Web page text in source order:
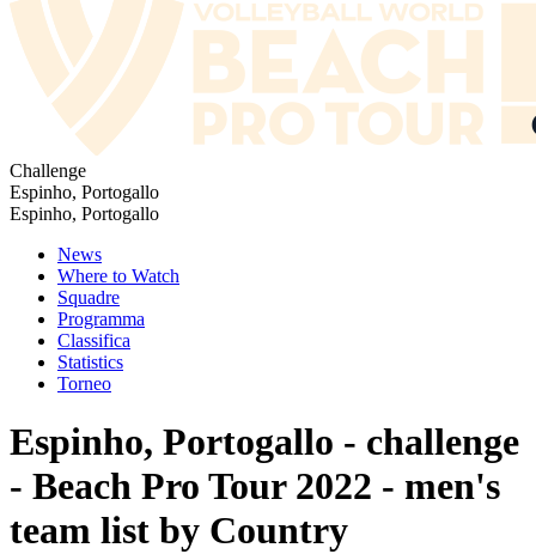
Challenge
Espinho, Portogallo
Espinho, Portogallo
News
Where to Watch
Squadre
Programma
Classifica
Statistics
Torneo
Espinho, Portogallo - challenge
- Beach Pro Tour 2022 - men's
team list by Country